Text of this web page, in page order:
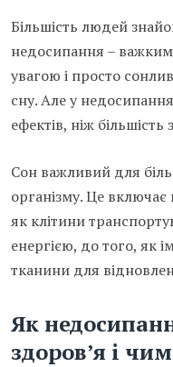
Більшість людей
недосипання –
увагою і просто
сну. Але у
ефектів, ніж
Сон важливий для
організму. Це включає
як клітини
енергією, до того, як
тканини для
Як
здоров’я і